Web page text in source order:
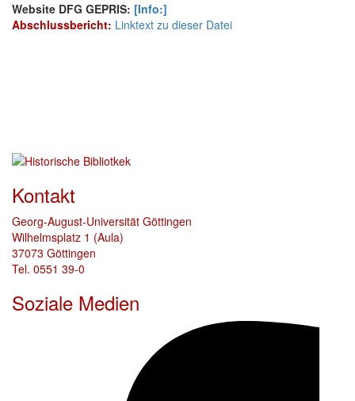
Website DFG GEPRIS: [Info:]
Abschlussbericht: Linktext zu dieser Datei
Kontakt
Georg-August-Universität Göttingen
Wilhelmsplatz 1 (Aula)
37073 Göttingen
Tel. 0551 39-0
Soziale Medien